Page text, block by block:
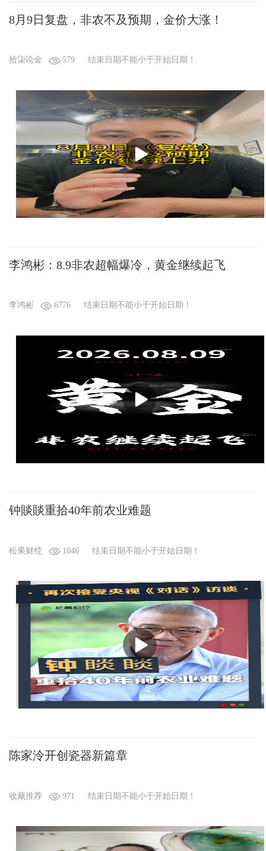
8月9日复盘，非农不及预期，金价大涨！
拾柒论金 579 结束日期不能小于开始日期！
李鸿彬：8.9非农超幅爆冷，黄金继续起飞
李鸿彬 6776 结束日期不能小于开始日期！
钟賧賧重拾40年前农业难题
松果财经 1046 结束日期不能小于开始日期！
陈家泠开创瓷器新篇章
收藏推荐 971 结束日期不能小于开始日期！